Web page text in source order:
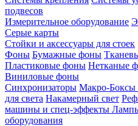
подвесов
Измерительное оборудование
Серые карты
Стойки и аксессуары для стоек
Фоны Бумажные фоны
Пластиковые фоны Нетканые
Виниловые фоны
Синхронизаторы Макро-Боксы
для света Накамерный свет
машины и спец-эффекты
оборудования